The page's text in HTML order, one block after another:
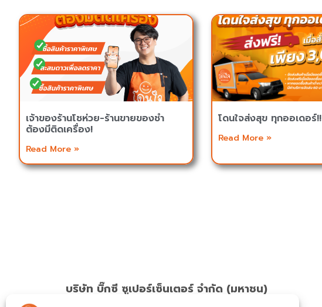
เจ้าของร้านโชห่วย-ร้านขายของชำ
ต้องมีติดเครื่อง!
Read More »
โดนใจส่งสุข ทุกออเดอร์!!
Read More »
บริษัท บิ๊กซี ซูเปอร์เซ็นเตอร์ จำกัด (มหาชน)